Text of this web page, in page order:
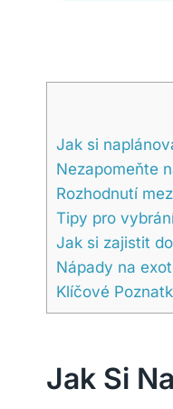
Jak si
Nezapomeňte
Rozhodnutí
Tipy pro
Jak si zajistit
Nápady na
Klíčové
Jak Si